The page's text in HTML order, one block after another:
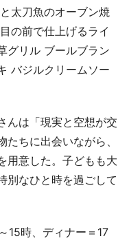
太刀魚のオーブン焼
の前で仕上げるライ
グリル ブールブラン
バジルクリームソー
んは「現実と空想が交
ちに出会いながら、
用意した。子どもも大
別なひと時を過ごして
15時、ディナー＝17